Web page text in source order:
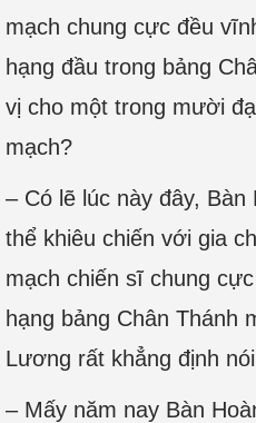
mạch chung cực đều
hạng đầu trong bảng
vị cho một trong mười
mạch?
– Có lẽ lúc này đây,
thể khiêu chiến với gia
mạch chiến sĩ chung
hạng bảng Chân Thánh
Lương rất khẳng định
– Mấy năm nay Bàn